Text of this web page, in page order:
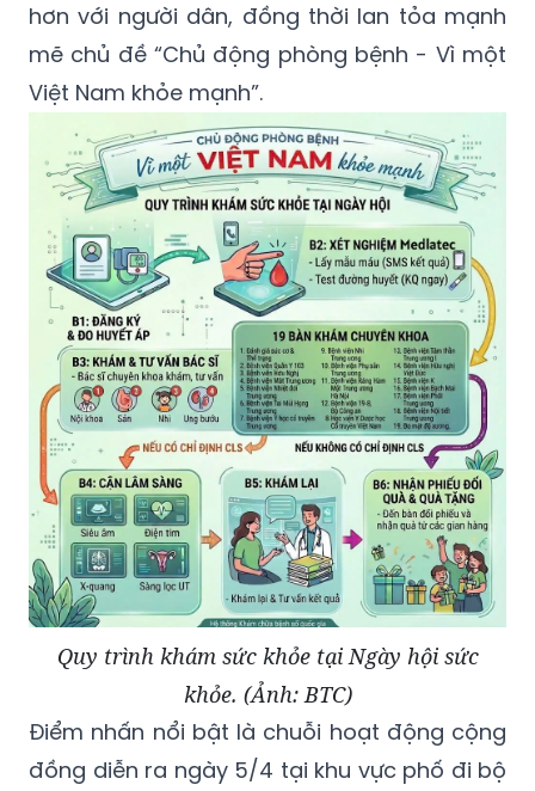
hơn với người dân, đồng thời lan tỏa mạnh
mẽ chủ đề “Chủ động phòng bệnh - Vì một
Việt Nam khỏe mạnh”.
Quy trình khám sức khỏe tại Ngày hội sức
khỏe. (Ảnh: BTC)
Điểm nhấn nổi bật là chuỗi hoạt động cộng
đồng diễn ra ngày 5/4 tại khu vực phố đi bộ